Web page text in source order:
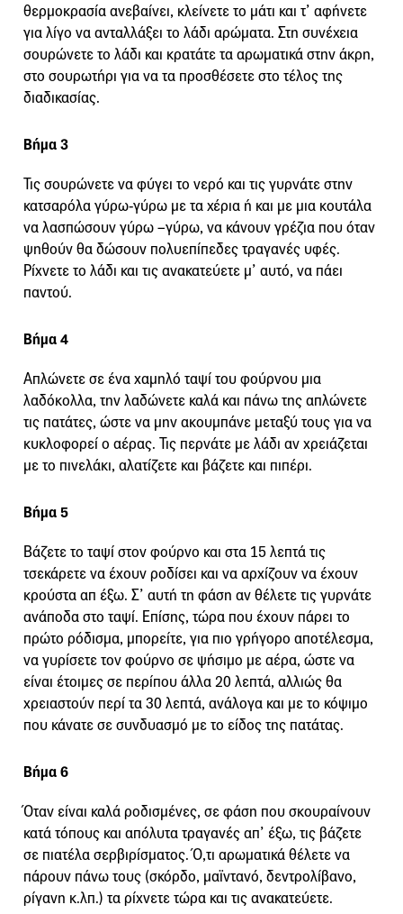
θερμοκρασία ανεβαίνει, κλείνετε το μάτι και τ’ αφήνετε
για λίγο να ανταλλάξει το λάδι αρώματα. Στη συνέχεια
σουρώνετε το λάδι και κρατάτε τα αρωματικά στην άκρη,
στο σουρωτήρι για να τα προσθέσετε στο τέλος της
διαδικασίας.
Βήμα 3
Τις σουρώνετε να φύγει το νερό και τις γυρνάτε στην
κατσαρόλα γύρω-γύρω με τα χέρια ή και με μια κουτάλα
να λασπώσουν γύρω –γύρω, να κάνουν γρέζια που όταν
ψηθούν θα δώσουν πολυεπίπεδες τραγανές υφές.
Ρίχνετε το λάδι και τις ανακατεύετε μ’ αυτό, να πάει
παντού.
Βήμα 4
Απλώνετε σε ένα χαμηλό ταψί του φούρνου μια
λαδόκολλα, την λαδώνετε καλά και πάνω της απλώνετε
τις πατάτες, ώστε να μην ακουμπάνε μεταξύ τους για να
κυκλοφορεί ο αέρας. Τις περνάτε με λάδι αν χρειάζεται
με το πινελάκι, αλατίζετε και βάζετε και πιπέρι.
Βήμα 5
Βάζετε το ταψί στον φούρνο και στα 15 λεπτά τις
τσεκάρετε να έχουν ροδίσει και να αρχίζουν να έχουν
κρούστα απ έξω. Σ’ αυτή τη φάση αν θέλετε τις γυρνάτε
ανάποδα στο ταψί. Επίσης, τώρα που έχουν πάρει το
πρώτο ρόδισμα, μπορείτε, για πιο γρήγορο αποτέλεσμα,
να γυρίσετε τον φούρνο σε ψήσιμο με αέρα, ώστε να
είναι έτοιμες σε περίπου άλλα 20 λεπτά, αλλιώς θα
χρειαστούν περί τα 30 λεπτά, ανάλογα και με το κόψιμο
που κάνατε σε συνδυασμό με το είδος της πατάτας.
Βήμα 6
Όταν είναι καλά ροδισμένες, σε φάση που σκουραίνουν
κατά τόπους και απόλυτα τραγανές απ’ έξω, τις βάζετε
σε πιατέλα σερβιρίσματος. Ό,τι αρωματικά θέλετε να
πάρουν πάνω τους (σκόρδο, μαϊντανό, δεντρολίβανο,
ρίγανη κ.λπ.) τα ρίχνετε τώρα και τις ανακατεύετε.